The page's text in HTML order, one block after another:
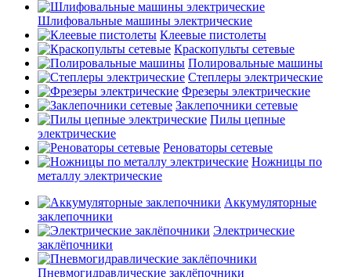
Шлифовальные машины электрические
Клеевые пистолеты
Краскопульты сетевые
Полировальные машины
Степлеры электрические
Фрезеры электрические
Заклепочники сетевые
Пилы цепные
электрические
Реноваторы сетевые
Ножницы по
металлу электрические
Аккумуляторные
заклепочники
Электрические
заклёпочники
Пневмогидравлические заклёпочники